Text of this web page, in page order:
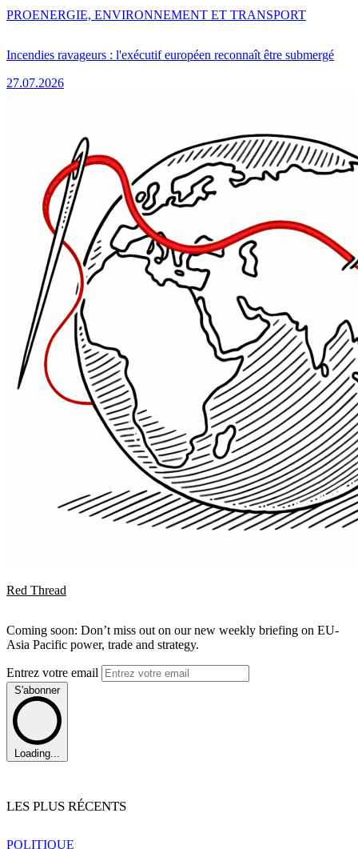
Incendies ravageurs : l'exécutif européen reconnaît être submergé
27.07.2026
PROENERGIE, ENVIRONNEMENT ET TRANSPORT
Red Thread
Coming soon: Don’t miss out on our new weekly briefing on EU-
Asia Pacific power, trade and strategy.
Entrez votre email
S'abonner
Loading...
LES PLUS RÉCENTS
POLITIQUE